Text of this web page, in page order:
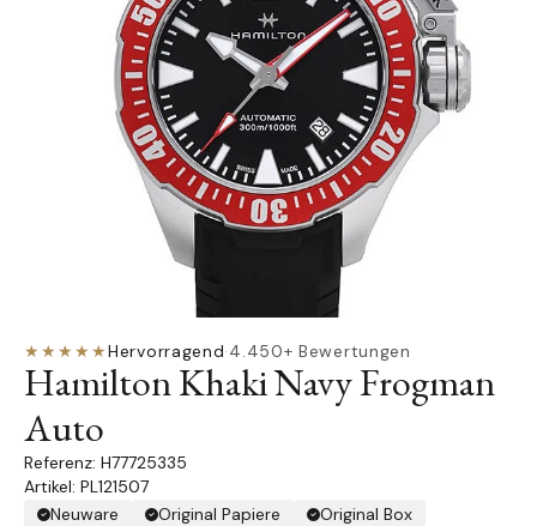
★★★★★Hervorragend·4.450+ Bewertungen
Hamilton Khaki Navy Frogman
Auto
H77725335
Artikel: PL121507
Neuware
Original Papiere
Original Box